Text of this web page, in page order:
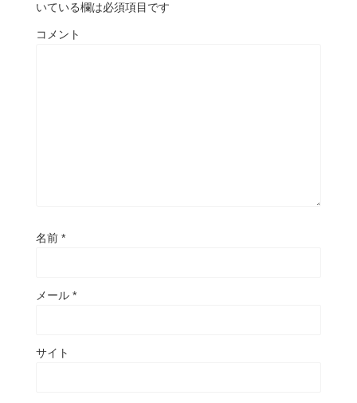
いている欄は必須項目です
コメント
名前 *
メール *
サイト